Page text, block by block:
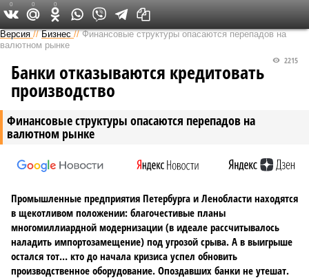
Версия на Неве
Версия //Бизнес //Финансовые структуры опасаются перепадов на
валютном рынке
Финансовые структуры опасаются перепадов на
валютном рынке
2215
Банки отказываются кредитовать
производство
Промышленные предприятия Петербурга и Ленобласти находятся
в щекотливом положении: благочестивые планы
многомиллиардной модернизации (в идеале рассчитывалось
наладить импортозамещение) под угрозой срыва. А в выигрыше
остался тот… кто до начала кризиса успел обновить
производственное оборудование. Опоздавших банки не утешат.
0 0 0